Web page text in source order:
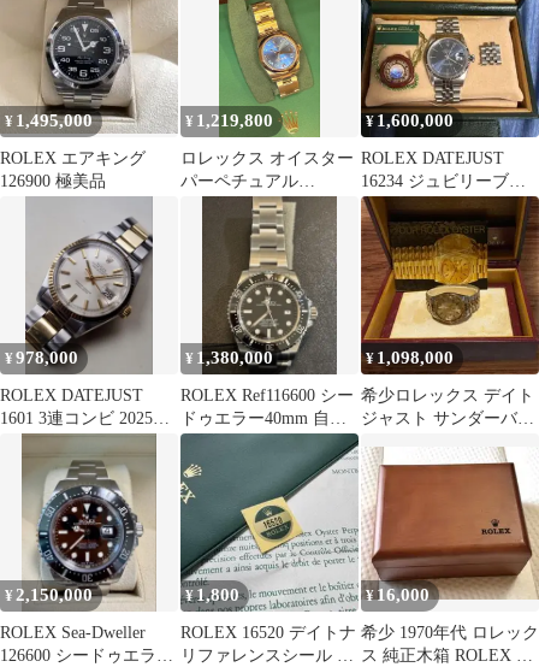
¥ 1,495,000
ROLEX エアキング
126900 極美品
¥ 1,219,800
ロレックス オイスター
パーペチュアル
Ref.177200 26年7月正規
¥ 1,600,000
ROLEX DATEJUST
16234 ジュビリーブレ
ス ※即購入不可
¥978,000
ROLEX DATEJUST
1601 3連コンビ 2025年
¥ 1,380,000
ROLEX Ref116600 シー
ドゥエラー40mm 自動
巻き
¥ 1,098,000
希少ロレックス デイト
ジャスト サンダーバー
¥2,150,000
ROLEX Sea-Dweller
126600 シードゥエラー
¥1,800
ROLEX 16520 デイトナ
リファレンスシール ペ
¥16,000
希少 1970年代 ロレック
ス 純正木箱 ROLEX デ